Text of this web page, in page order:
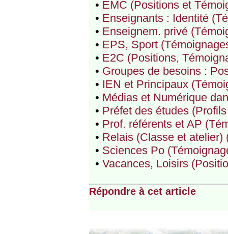
• EMC (Positions et
• Enseignants : Identité
• Enseignem. privé
• EPS, Sport
• E2C (Positions,
• Groupes de besoins :
• IEN et Principaux
• Médias et Numérique
• Préfet des études
• Prof. référents et AP
• Relais (Classe et atelier)
• Sciences Po
• Vacances, Loisirs
Répondre à cet article